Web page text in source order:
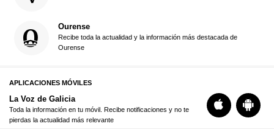
Ourense
Recibe toda la actualidad y la información más destacada de
Ourense
APLICACIONES MÓVILES
La Voz de Galicia
Toda la información en tu móvil. Recibe notificaciones y no te
pierdas la actualidad más relevante